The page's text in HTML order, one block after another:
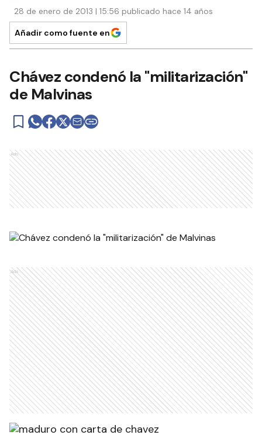
28 de enero de 2013 | 15:56 publicado hace 14 años
Añadir como fuente en
Chávez condenó la "militarización"
de Malvinas
Ads
Ads